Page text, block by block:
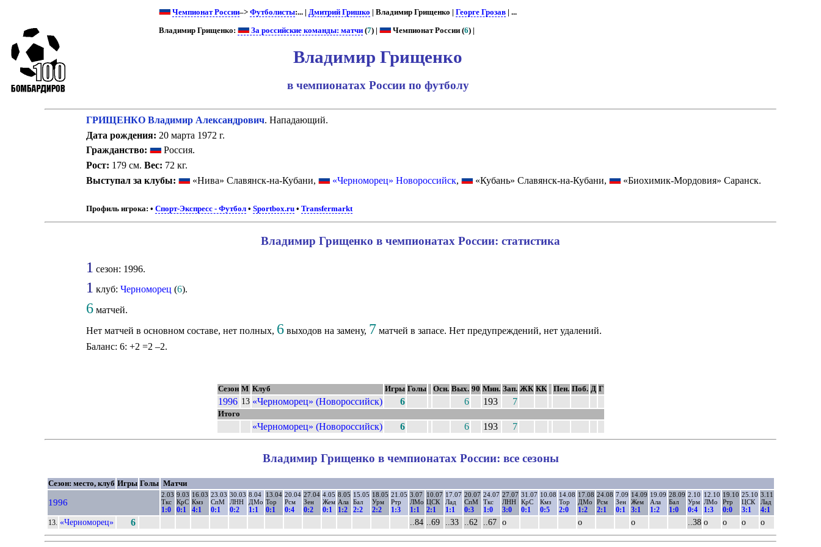
Чемпионат России–> Футболисты:... | Дмитрий Гришко | Владимир Грищенко | Георге Грозав| ...
Владимир Грищенко: За российские команды: матчи(7) | Чемпионат России (6) |
Владимир Грищенко
в чемпионатах России по футболу
ГРИЩЕНКО Владимир Александрович. Нападающий.
Дата рождения: 20 марта 1972 г.
Гражданство:
Россия.
Рост: 179 см. Вес: 72 кг.
Выступал за клубы:
«Нива» Славянск-на-Кубани, «Черноморец» Новороссийск, «Кубань» Славянск-на-Кубани, «Биохимик-Мордовия» Саранск.
Профиль игрока: • Спорт-Экспресс - Футбол• Sportbox.ru• Transfermarkt
Владимир Грищенко в чемпионатах России: статистика
1 сезон: 1996.
1 клуб: Черноморец (6).
6матчей.
Нет матчей в основном составе, нет полных, 6выходов на замену, 7 матчей в запасе. Нет предупреждений, нет удалений.
Баланс: 6: +2 =2 –2.
Сезон М Клуб Игры Голы Осн. Вых. 90 Мин. Зап. ЖК КК Пен. Поб. Д Г
1996 13 «Черноморец» (Новороссийск) 6 6 193 7
Итого
«Черноморец» (Новороссийск) 6 6 193 7
Владимир Грищенко в чемпионатах России: все сезоны
Сезон: место, клуб Игры Голы Матчи
1996
2.03
Ткс
1:0
9.03
КрС
0:1
16.03
Кмз
4:1
23.03
СпМ
0:1
30.03
ЛНН
0:2
8.04
ДМо
1:1
13.04
Тор
0:1
20.04
Рсм
0:4
27.04
Зен
0:2
4.05
Жем
0:1
8.05
Ала
1:2
15.05
Бал
2:2
18.05
Урм
2:2
21.05
Ртр
1:3
3.07
ЛМо
1:1
10.07
ЦСК
2:1
17.07
Лад
1:1
20.07
СпМ
0:3
24.07
Ткс
1:0
27.07
ЛНН
3:0
31.07
КрС
0:1
10.08
Кмз
0:5
14.08
Тор
2:0
17.08
ДМо
1:2
24.08
Рсм
2:1
7.09
Зен
0:1
14.09
Жем
3:1
19.09
Ала
1:2
28.09
Бал
1:0
2.10
Урм
0:4
12.10
ЛМо
1:3
19.10
Ртр
0:0
25.10
ЦСК
3:1
3.11
Лад
4:1
13. «Черноморец» 6 ..84 ..69 ..33 ..62 ..67 о о о ..38 о о о о